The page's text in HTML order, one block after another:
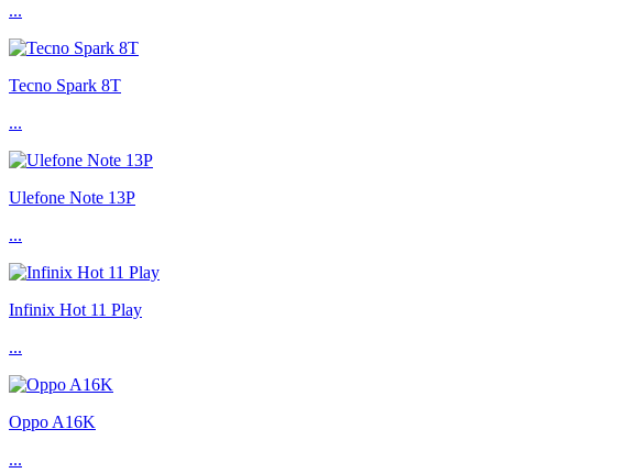
...
Tecno Spark 8T
...
Ulefone Note 13P
...
Infinix Hot 11 Play
...
Oppo A16K
...